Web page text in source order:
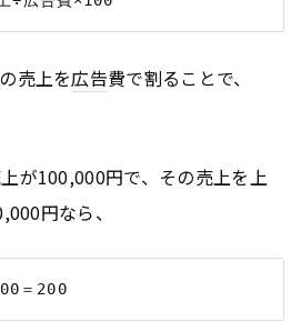
売上を広告費で割ることで、
が100,000円で、その売上を上
円なら、